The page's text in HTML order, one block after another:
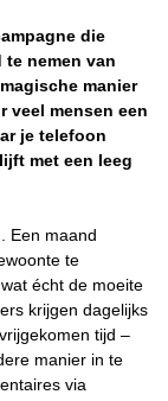
die
nemen van
manier
veel mensen een
je telefoon
met een leeg
Een maand
te
écht de moeite
krijgen dagelijks
tijd –
manier in te
via